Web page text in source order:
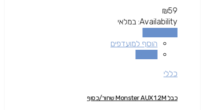
₪59
Availability: במלאי
הוסף למועדפים
כללי
כבל Monster AUX 1.2M שחור/כסוף